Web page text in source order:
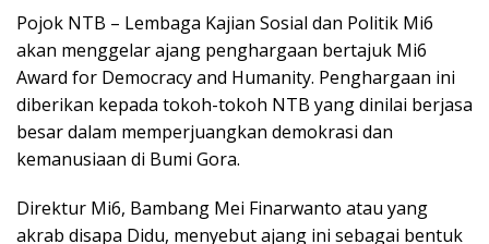
Pojok NTB – Lembaga Kajian Sosial dan Politik Mi6
akan menggelar ajang penghargaan bertajuk Mi6
Award for Democracy and Humanity. Penghargaan ini
diberikan kepada tokoh-tokoh NTB yang dinilai berjasa
besar dalam memperjuangkan demokrasi dan
kemanusiaan di Bumi Gora.
Direktur Mi6, Bambang Mei Finarwanto atau yang
akrab disapa Didu, menyebut ajang ini sebagai bentuk